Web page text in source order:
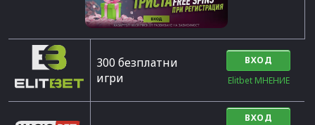
300 безплатни
игри
ВХОД
Elitbet МНЕНИЕ
ВХОД